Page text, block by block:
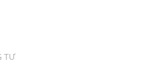
TƯ